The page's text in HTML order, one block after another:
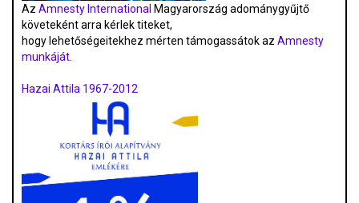
Az Amnesty International Magyarország adománygyűjtő
követeként arra kérlek titeket,
hogy lehetőségeitekhez mérten támogassátok az Amnesty
munkáját.
Hazai Attila 1967-2012